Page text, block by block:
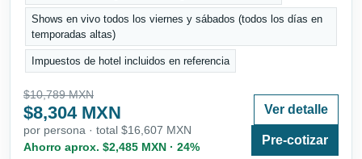
Shows en vivo todos los viernes y sábados (todos los días en
temporadas altas)
Impuestos de hotel incluidos en referencia
$10,789 MXN
$8,304 MXN
por persona · total $16,607 MXN
Ahorro aprox. $2,485 MXN · 24%
Ver detalle
Pre-cotizar